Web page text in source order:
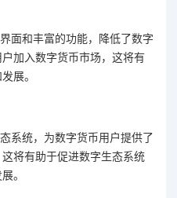
面和丰富的功能，降低了数字
加入数字货币市场，这将有
展。
系统，为数字货币用户提供了
将有助于促进数字生态系统
。